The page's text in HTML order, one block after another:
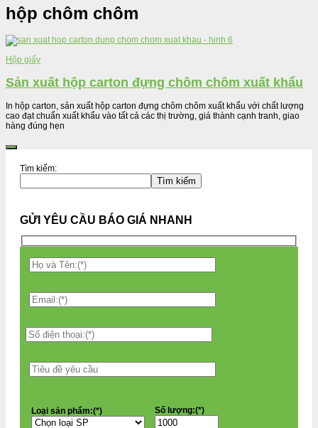
hộp chôm chôm
Hộp giấy
Sản xuất hộp carton đựng chôm chôm xuất khẩu
In hộp carton, sản xuất hộp carton đựng chôm chôm xuất khẩu với chất lượng
cao đạt chuẩn xuất khẩu vào tất cả các thị trường, giá thành cạnh tranh, giao
hàng đúng hẹn
Tìm kiếm:
Tìm kiếm
GỬI YÊU CẦU BÁO GIÁ NHANH
Loại sản phẩm:(*) Số lượng:(*)